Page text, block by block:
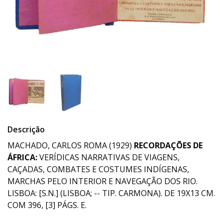
Descrição
MACHADO, CARLOS ROMA (1929) RECORDAÇÕES DE
ÁFRICA:VERÍDICAS NARRATIVAS DE VIAGENS,
CAÇADAS, COMBATES E COSTUMES INDÍGENAS,
MARCHAS PELO INTERIOR E NAVEGAÇÃO DOS RIO.
LISBOA: [S.N.] (LISBOA; -- TIP. CARMONA). DE 19X13 CM.
COM 396, [3] PÁGS. E.